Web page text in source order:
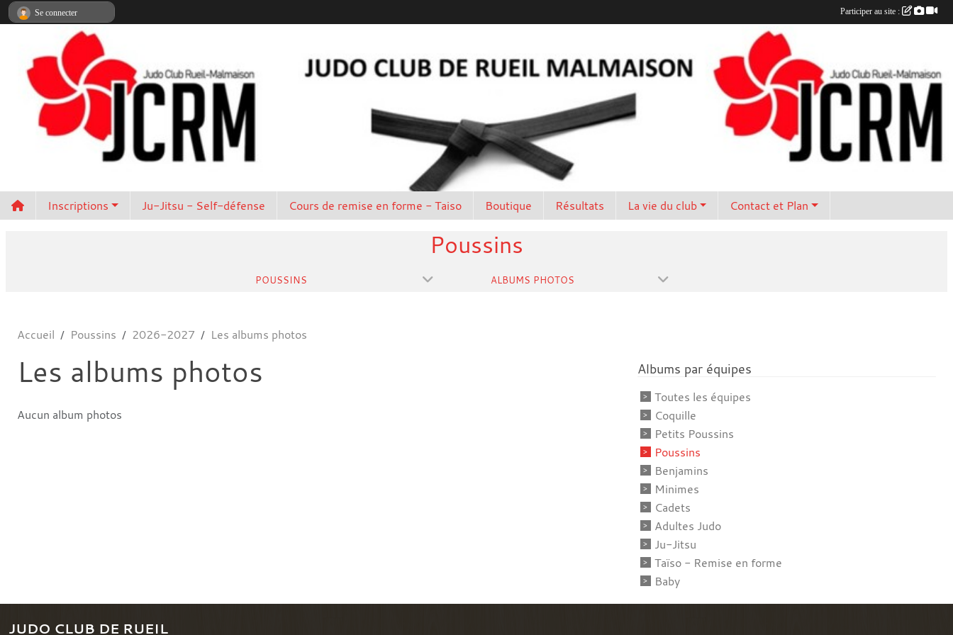
Inscriptions Ju-Jitsu - Self-défense Cours de remise en forme - Taiso Boutique Résultats La vie du club Contact et Plan
Poussins
POUSSINS ALBUMS PHOTOS
Accueil Poussins 2026-2027 Les albums photos
Les albums photos
Aucun album photos
Albums par équipes
Toutes les équipes
Coquille
Petits Poussins
Poussins
Benjamins
Minimes
Cadets
Adultes Judo
Ju-Jitsu
Taïso - Remise en forme
Baby
JUDO CLUB DE RUEIL
Se connecter Participer au site :
Panneau de gestion des cookies